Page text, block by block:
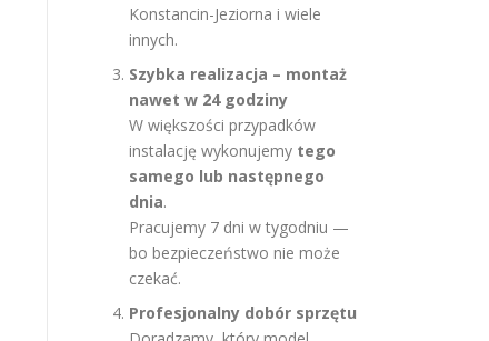
Konstancin-Jeziorna i wiele
innych.
Szybka realizacja – montaż
nawet w 24 godziny
W większości przypadków
instalację wykonujemy tego
samego lub następnego
dnia.
Pracujemy 7 dni w tygodniu —
bo bezpieczeństwo nie może
czekać.
Profesjonalny dobór sprzętu